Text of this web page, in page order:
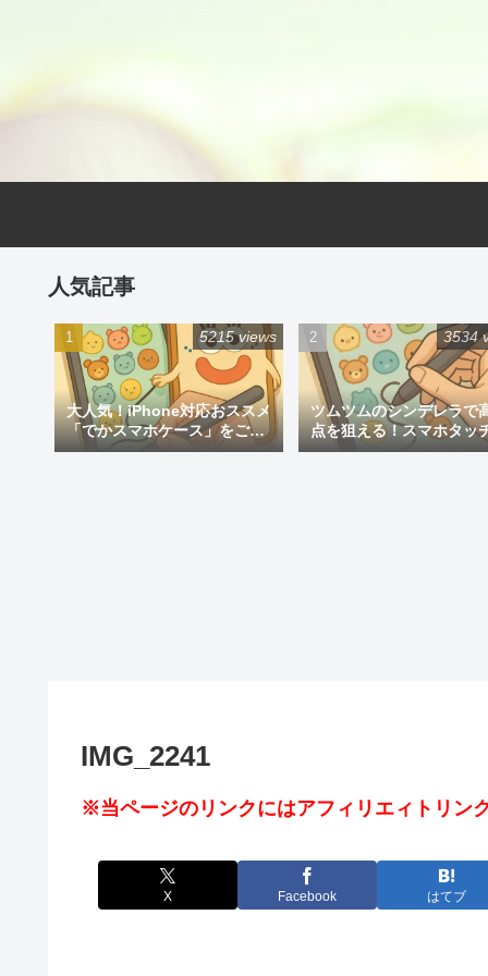
人気記事
大人気！iPhone対応おススメ
「でかスマホケース」をご紹
介
5215 views
ツムツムのシンデレラで
点を狙える！スマホタッ
ン
3534
IMG_2241
※当ページのリンクにはアフィリエィトリン
X Facebook はてブ